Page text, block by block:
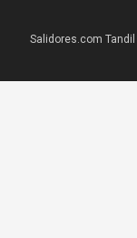
Salidores.com